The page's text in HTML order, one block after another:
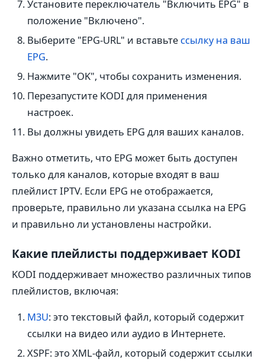
Установите переключатель "Включить EPG" в
положение "Включено".
Выберите "EPG-URL" и вставьте ссылку на ваш
EPG.
Нажмите "OK", чтобы сохранить изменения.
Перезапустите KODI для применения
настроек.
Вы должны увидеть EPG для ваших каналов.
Важно отметить, что EPG может быть доступен
только для каналов, которые входят в ваш
плейлист IPTV. Если EPG не отображается,
проверьте, правильно ли указана ссылка на EPG
и правильно ли установлены настройки.
Какие плейлисты поддерживает KODI
KODI поддерживает множество различных типов
плейлистов, включая:
M3U: это текстовый файл, который содержит
ссылки на видео или аудио в Интернете.
XSPF: это XML-файл, который содержит ссылки